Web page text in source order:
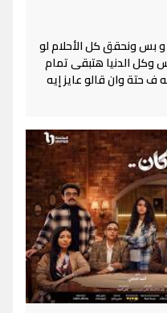
و بس ونحقق كل الأحلام لو
وكل الدنيا هتبقى تمام
ف حتة وان قالو عايز إيه